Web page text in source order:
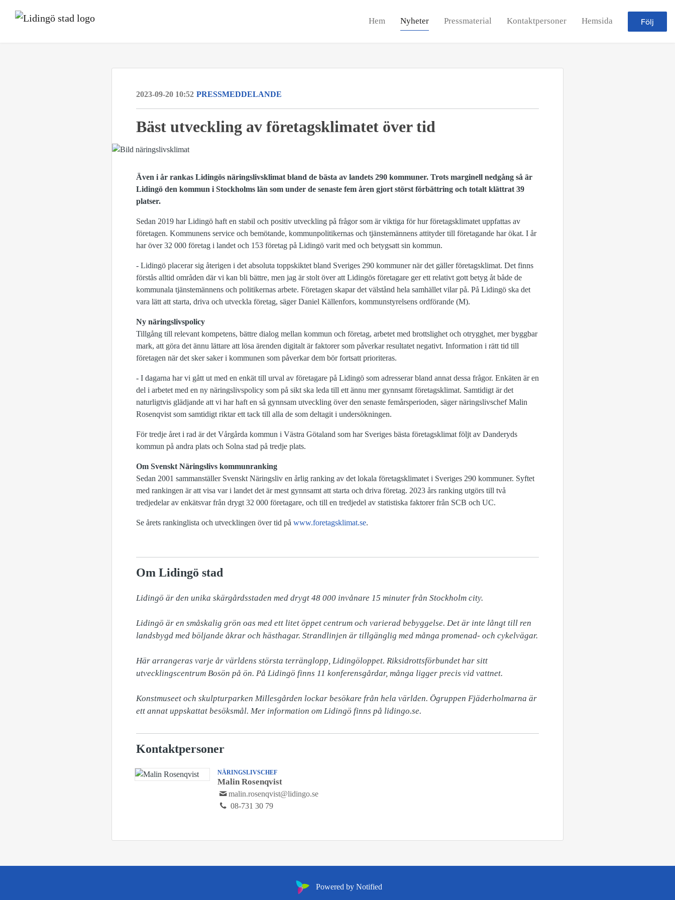
Hem Nyheter Pressmaterial Kontaktpersoner Hemsida Följ
2023-09-20 10:52 PRESSMEDDELANDE
Bäst utveckling av företagsklimatet över tid
Även i år rankas Lidingös näringslivsklimat bland de bästa av landets 290 kommuner. Trots marginell nedgång så är
Lidingö den kommun i Stockholms län som under de senaste fem åren gjort störst förbättring och totalt klättrat 39
platser.
Sedan 2019 har Lidingö haft en stabil och positiv utveckling på frågor som är viktiga för hur företagsklimatet uppfattas av
företagen. Kommunens service och bemötande, kommunpolitikernas och tjänstemännens attityder till företagande har ökat. I år
har över 32 000 företag i landet och 153 företag på Lidingö varit med och betygsatt sin kommun.
- Lidingö placerar sig återigen i det absoluta toppskiktet bland Sveriges 290 kommuner när det gäller företagsklimat. Det finns
förstås alltid områden där vi kan bli bättre, men jag är stolt över att Lidingös företagare ger ett relativt gott betyg åt både de
kommunala tjänstemännens och politikernas arbete. Företagen skapar det välstånd hela samhället vilar på. På Lidingö ska det
vara lätt att starta, driva och utveckla företag, säger Daniel Källenfors, kommunstyrelsens ordförande (M).
Ny näringslivspolicy
Tillgång till relevant kompetens, bättre dialog mellan kommun och företag, arbetet med brottslighet och otrygghet, mer byggbar
mark, att göra det ännu lättare att lösa ärenden digitalt är faktorer som påverkar resultatet negativt. Information i rätt tid till
företagen när det sker saker i kommunen som påverkar dem bör fortsatt prioriteras.
- I dagarna har vi gått ut med en enkät till urval av företagare på Lidingö som adresserar bland annat dessa frågor. Enkäten är en
del i arbetet med en ny näringslivspolicy som på sikt ska leda till ett ännu mer gynnsamt företagsklimat. Samtidigt är det
naturligtvis glädjande att vi har haft en så gynnsam utveckling över den senaste femårsperioden, säger näringslivschef Malin
Rosenqvist som samtidigt riktar ett tack till alla de som deltagit i undersökningen.
För tredje året i rad är det Vårgårda kommun i Västra Götaland som har Sveriges bästa företagsklimat följt av Danderyds
kommun på andra plats och Solna stad på tredje plats.
Om Svenskt Näringslivs kommunranking
Sedan 2001 sammanställer Svenskt Näringsliv en årlig ranking av det lokala företagsklimatet i Sveriges 290 kommuner. Syftet
med rankingen är att visa var i landet det är mest gynnsamt att starta och driva företag. 2023 års ranking utgörs till två
tredjedelar av enkätsvar från drygt 32 000 företagare, och till en tredjedel av statistiska faktorer från SCB och UC.
Se årets rankinglista och utvecklingen över tid på www.foretagsklimat.se.
Om Lidingö stad
Lidingö är den unika skärgårdsstaden med drygt 48 000 invånare 15 minuter från Stockholm city.
Lidingö är en småskalig grön oas med ett litet öppet centrum och varierad bebyggelse. Det är inte långt till ren
landsbygd med böljande åkrar och hästhagar. Strandlinjen är tillgänglig med många promenad- och cykelvägar.
Här arrangeras varje år världens största terränglopp, Lidingöloppet. Riksidrottsförbundet har sitt
utvecklingscentrum Bosön på ön. På Lidingö finns 11 konferensgårdar, många ligger precis vid vattnet.
Konstmuseet och skulpturparken Millesgården lockar besökare från hela världen. Ögruppen Fjäderholmarna är
ett annat uppskattat besöksmål. Mer information om Lidingö finns på lidingo.se.
Kontaktpersoner
NÄRINGSLIVSCHEF
Malin Rosenqvist
malin.rosenqvist@lidingo.se
08-731 30 79
Powered by Notified